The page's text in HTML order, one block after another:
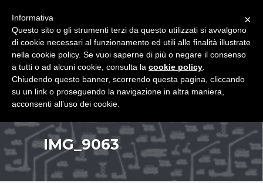
IMG_9063
×
Informativa
Questo sito o gli strumenti terzi da questo utilizzati si avvalgono
di cookie necessari al funzionamento ed utili alle finalità illustrate
nella cookie policy. Se vuoi saperne di più o negare il consenso
a tutti o ad alcuni cookie, consulta la cookie policy
Chiudendo questo banner, scorrendo questa pagina, cliccando
su un link o proseguendo la navigazione in altra maniera,
acconsenti all’uso dei cookie.